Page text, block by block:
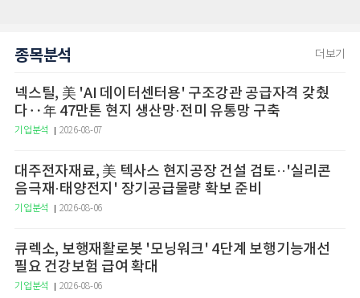
종목분석 더보기
넥스틸, 美 'AI 데이터센터용' 구조강관 공급자격 갖췄
다‥年 47만톤 현지 생산망·전미 유통망 구축
기업분석 2026-08-07
대주전자재료, 美 텍사스 현지공장 건설 검토··'실리콘
음극재·태양전지' 장기공급물량 확보 준비
기업분석 2026-08-06
큐렉소, 보행재활로봇 '모닝워크' 4단계 보행기능개선
필요 건강보험 급여 확대
기업분석 2026-08-06